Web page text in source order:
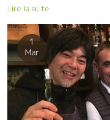
ーを楽しみながら、自分の好き
あった。 Marc PENOTマルク・
ン。 特にNuitageは、ムスカデ
白ワイン。 こんなムロン・ド・
ク・ペノさんだけだ。 Léonis
Bruliusブリュリウス、これも素
樹齢が100歳級のガメ品種の古
ジョレも楽しんで欲しい。
Lire la suite
1
Mar